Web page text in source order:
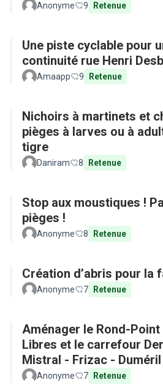
Anonyme 9 Retenue
Une piste cyclable pour
continuité rue Henri
Amaapp 9 Retenue
Nichoirs à martinets et
pièges à larves ou à
tigre
Daniram 8 Retenue
Stop aux moustiques !
pièges !
Anonyme 8 Retenue
Création d’abris pour la
Anonyme 7 Retenue
Aménager le Rond-
Libres et le carrefour
Mistral - Frizac -
Anonyme 7 Retenue